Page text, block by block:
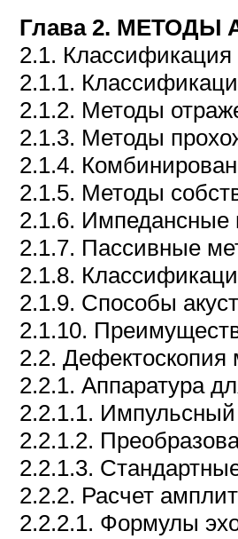
Глава 2. МЕТОДЫ
2.1. Классификация
2.1.1.
2.1.2. Методы
2.1.3. Методы
2.1.4.
2.1.5. Методы
2.1.6. Импедансные
2.1.7. Пассивные
2.1.8.
2.1.9. Способы
2.1.10.
2.2.
2.2.1. Аппаратура
2.2.1.1.
2.2.1.2.
2.2.1.3.
2.2.2. Расчет
2.2.2.1. Формулы